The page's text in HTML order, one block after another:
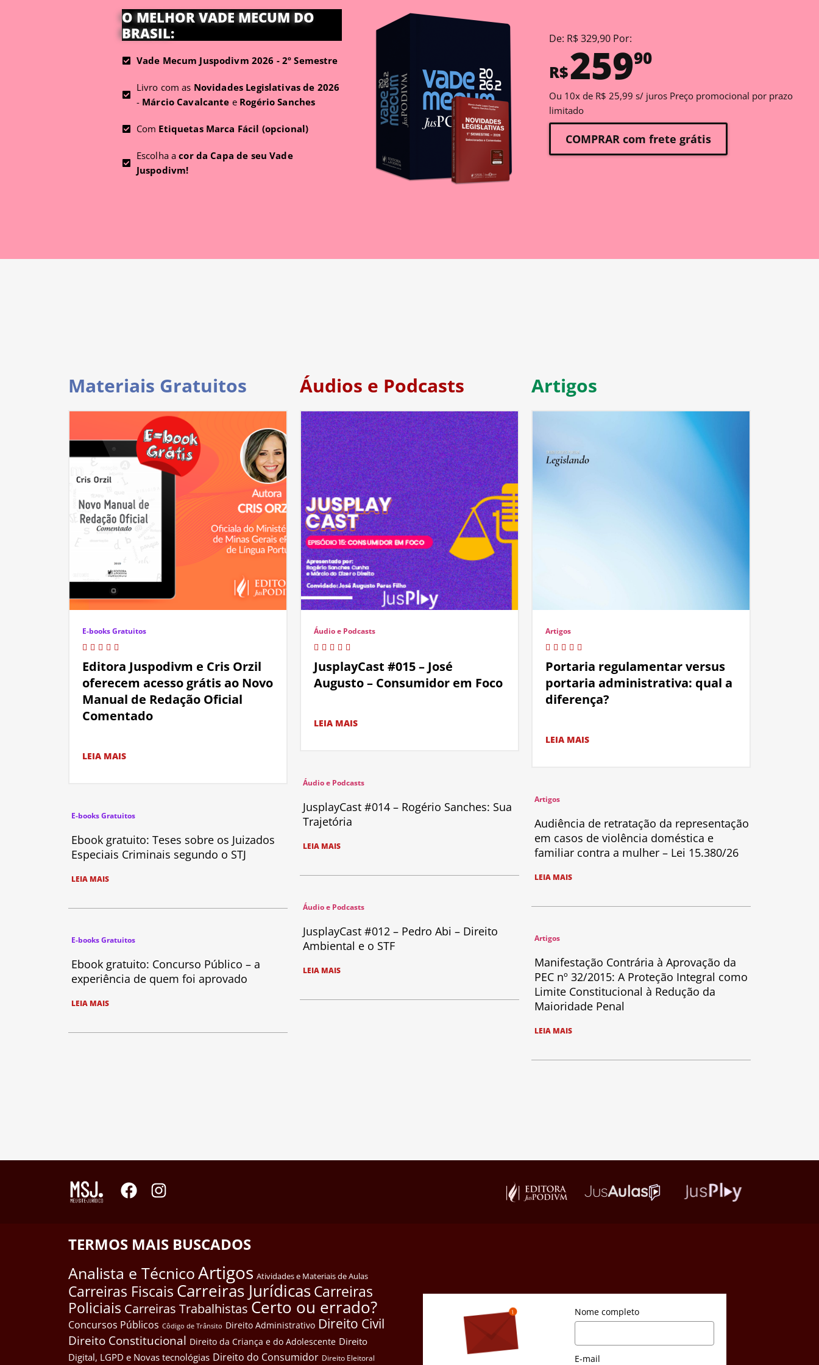
O MELHOR VADE MECUM DO
BRASIL:
Vade Mecum Juspodivm 2026 - 2º Semestre
Livro com as Novidades Legislativas de 2026
- Márcio Cavalcante e Rogério Sanches
Com Etiquetas Marca Fácil (opcional)
Escolha acor da Capa de seu Vade
Juspodivm!
De: R$ 329,90 Por:
R$25990
Ou 10x de R$ 25,99 s/ juros Preço promocional por prazo
limitado
COMPRAR com frete grátis
Materiais Gratuitos
E-books Gratuitos
Editora Juspodivm e Cris Orzil
oferecem acesso grátis ao Novo
Manual de Redação Oficial
Comentado
LEIA MAIS
E-books Gratuitos
Ebook gratuito: Teses sobre os Juizados
Especiais Criminais segundo o STJ
LEIA MAIS
E-books Gratuitos
Ebook gratuito: Concurso Público – a
experiência de quem foi aprovado
LEIA MAIS
Áudios e Podcasts
Áudio e Podcasts
JusplayCast #015 – José
Augusto – Consumidor em Foco
LEIA MAIS
Áudio e Podcasts
JusplayCast #014 – Rogério Sanches: Sua
Trajetória
LEIA MAIS
Áudio e Podcasts
JusplayCast #012 – Pedro Abi – Direito
Ambiental e o STF
LEIA MAIS
Artigos
Artigos
Portaria regulamentar versus
portaria administrativa: qual a
diferença?
LEIA MAIS
Artigos
Audiência de retratação da representação
em casos de violência doméstica e
familiar contra a mulher – Lei 15.380/26
LEIA MAIS
Artigos
Manifestação Contrária à Aprovação da
PEC nº 32/2015: A Proteção Integral como
Limite Constitucional à Redução da
Maioridade Penal
LEIA MAIS
TERMOS MAIS BUSCADOS
Analista e TécnicoArtigos Atividades e Materiais de Aulas
Carreiras Fiscais Carreiras JurídicasCarreiras
Policiais Carreiras Trabalhistas Certo ou errado?
Concursos Públicos Côdigo de Trânsito Direito Administrativo Direito Civil
Direito Constitucional Direito da Criança e do Adolescente Direito
Digital, LGPD e Novas tecnológias Direito do Consumidor Direito Eleitoral
Nome completo
E-mail